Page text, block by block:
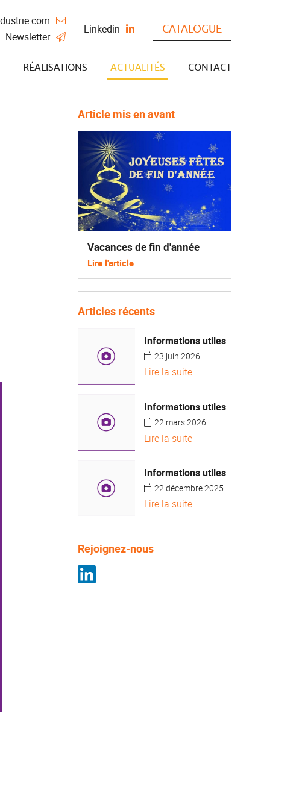
Newsletter
Linkedin CATALOGUE
RÉALISATIONS ACTUALITÉS CONTACT
Article mis en avant
Vacances de fin d'année
Lire l'article
Articles récents
Informations utiles
23 juin 2026
Lire la suite
Informations utiles
22 mars 2026
Lire la suite
Informations utiles
22 décembre 2025
Lire la suite
Rejoignez-nous